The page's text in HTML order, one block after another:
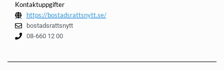
Kontaktuppgifter
https://bostadsrattsnytt.se/
bostadsrattsnytt
08-660 12 00